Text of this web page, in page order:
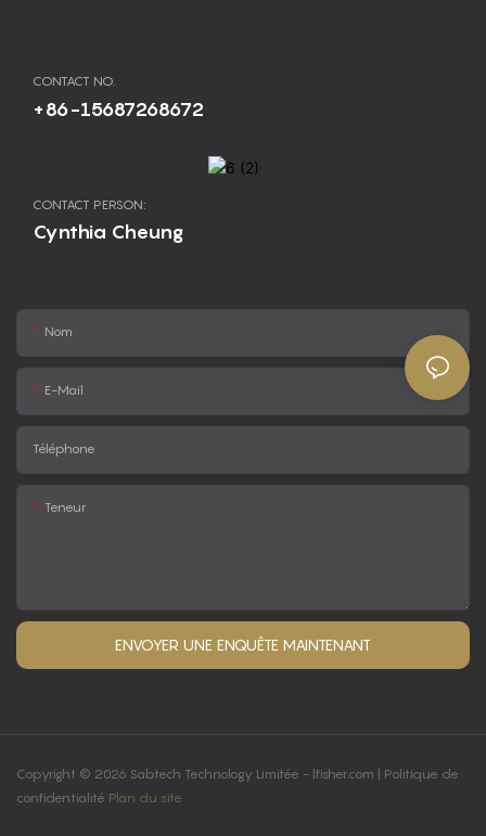
CONTACT NO.
+86-15687268672
CONTACT PERSON:
Cynthia Cheung
Nom
E-Mail
Téléphone
Teneur
ENVOYER UNE ENQUÊTE MAINTENANT
Copyright © 2026 Sabtech Technology Limitée - lfisher.com | Politique de
confidentialité Plan du site